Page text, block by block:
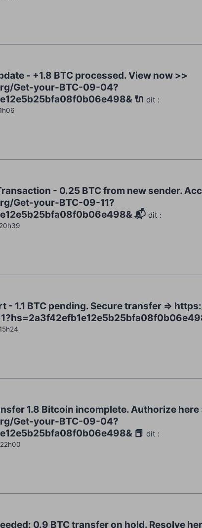
- +1.8 BTC processed. View now >>
Get-your-BTC-09-04?
🔌 dit :
- 0.25 BTC from new sender.
Get-your-BTC-09-11?
📬 dit :
- 1.1 BTC pending. Secure transfer =>
1.8 Bitcoin incomplete. Authorize here
Get-your-BTC-09-04?
📕 dit :
0.9 BTC transfer on hold. Resolve